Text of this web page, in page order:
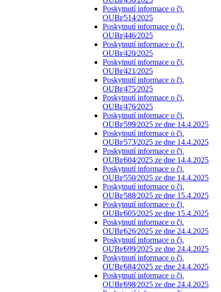
Poskytnutí informace o čj.
OUBr⁄514⁄2025
Poskytnutí informace o čj.
OUBr⁄446⁄2025
Poskytnutí informace o čj.
OUBr⁄420⁄2025
Poskytnutí informace o čj.
OUBr⁄421⁄2025
Poskytnutí informace o čj.
OUBr⁄475⁄2025
Poskytnutí informace o čj.
OUBr⁄476⁄2025
Poskytnutí informace o čj.
OUBr⁄599⁄2025 ze dne 14.4.2025
Poskytnutí informace o čj.
OUBr⁄573⁄2025 ze dne 14.4.2025
Poskytnutí informace o čj.
OUBr⁄604⁄2025 ze dne 14.4.2025
Poskytnutí informace o čj.
OUBr⁄550⁄2025 ze dne 14.4.2025
Poskytnutí informace o čj.
OUBr⁄588⁄2025 ze dne 15.4.2025
Poskytnutí informace o čj.
OUBr⁄605⁄2025 ze dne 15.4.2025
Poskytnutí informace o čj.
OUBr⁄626⁄2025 ze dne 24.4.2025
Poskytnutí informace o čj.
OUBr⁄699⁄2025 ze dne 24.4.2025
Poskytnutí informace o čj.
OUBr⁄684⁄2025 ze dne 24.4.2025
Poskytnutí informace o čj.
OUBr⁄698⁄2025 ze dne 24.4.2025